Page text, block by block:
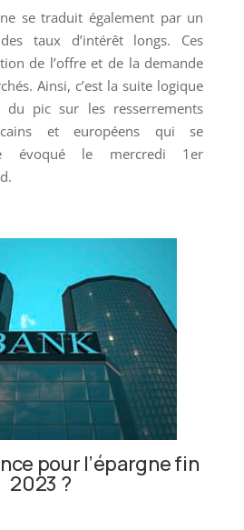
se traduit également par un
taux d’intérêt longs. Ces
de l’offre et de la demande
Ainsi, c’est la suite logique
du pic sur les resserrements
et européens qui se
évoqué le mercredi 1er
pour l’épargne fin
2023 ?